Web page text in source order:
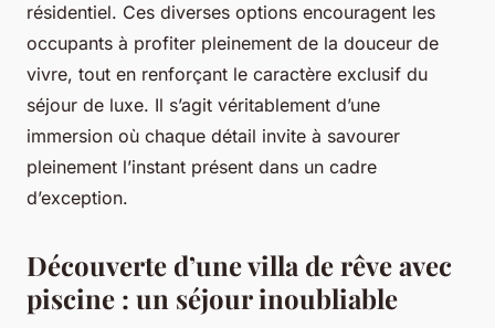
résidentiel. Ces diverses options encouragent les
occupants à profiter pleinement de la douceur de
vivre, tout en renforçant le caractère exclusif du
séjour de luxe. Il s’agit véritablement d’une
immersion où chaque détail invite à savourer
pleinement l’instant présent dans un cadre
d’exception.
Découverte d’une villa de rêve avec
piscine : un séjour inoubliable